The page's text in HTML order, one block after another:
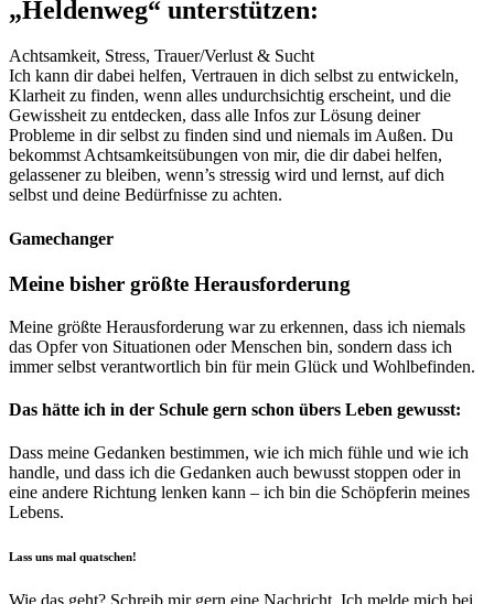
„Heldenweg“ unterstützen:
Achtsamkeit, Stress, Trauer/Verlust & Sucht
Ich kann dir dabei helfen, Vertrauen in dich selbst zu entwickeln,
Klarheit zu finden, wenn alles undurchsichtig erscheint, und die
Gewissheit zu entdecken, dass alle Infos zur Lösung deiner
Probleme in dir selbst zu finden sind und niemals im Außen. Du
bekommst Achtsamkeitsübungen von mir, die dir dabei helfen,
gelassener zu bleiben, wenn’s stressig wird und lernst, auf dich
selbst und deine Bedürfnisse zu achten.
Gamechanger
Meine bisher größte Herausforderung
Meine größte Herausforderung war zu erkennen, dass ich niemals
das Opfer von Situationen oder Menschen bin, sondern dass ich
immer selbst verantwortlich bin für mein Glück und Wohlbefinden.
Das hätte ich in der Schule gern schon übers Leben gewusst:
Dass meine Gedanken bestimmen, wie ich mich fühle und wie ich
handle, und dass ich die Gedanken auch bewusst stoppen oder in
eine andere Richtung lenken kann – ich bin die Schöpferin meines
Lebens.
Lass uns mal quatschen!